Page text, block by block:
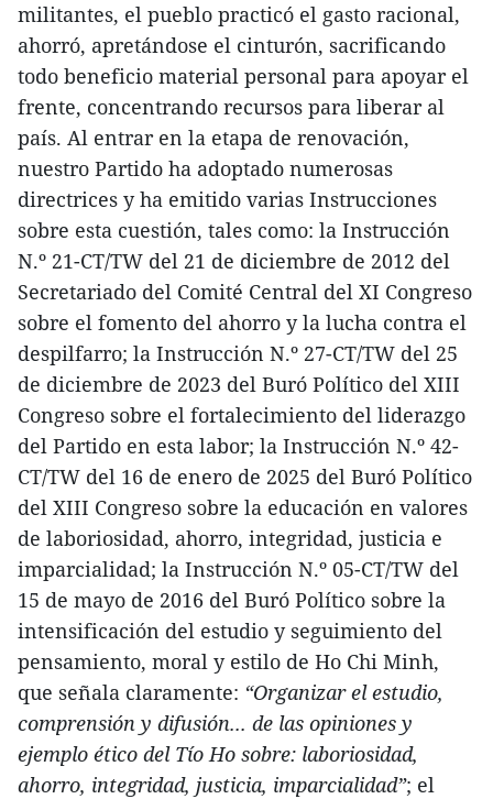
militantes, el pueblo practicó el gasto racional,
ahorró, apretándose el cinturón, sacrificando
todo beneficio material personal para apoyar el
frente, concentrando recursos para liberar al
país. Al entrar en la etapa de renovación,
nuestro Partido ha adoptado numerosas
directrices y ha emitido varias Instrucciones
sobre esta cuestión, tales como: la Instrucción
N.º 21-CT/TW del 21 de diciembre de 2012 del
Secretariado del Comité Central del XI Congreso
sobre el fomento del ahorro y la lucha contra el
despilfarro; la Instrucción N.º 27-CT/TW del 25
de diciembre de 2023 del Buró Político del XIII
Congreso sobre el fortalecimiento del liderazgo
del Partido en esta labor; la Instrucción N.º 42-
CT/TW del 16 de enero de 2025 del Buró Político
del XIII Congreso sobre la educación en valores
de laboriosidad, ahorro, integridad, justicia e
imparcialidad; la Instrucción N.º 05-CT/TW del
15 de mayo de 2016 del Buró Político sobre la
intensificación del estudio y seguimiento del
pensamiento, moral y estilo de Ho Chi Minh,
que señala claramente: “Organizar el estudio,
comprensión y difusión... de las opiniones y
ejemplo ético del Tío Ho sobre: laboriosidad,
ahorro, integridad, justicia, imparcialidad”; el